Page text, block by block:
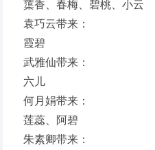
蕖香、春梅、碧桃、小云
袁巧云带来：
霞碧
武雅仙带来：
六儿
何月娟带来：
莲蕊、阿碧
朱素卿带来：